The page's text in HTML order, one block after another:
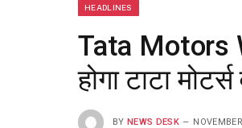
HEADLINES
Tata Motors
होगा टाटा
BY NEWS DESK